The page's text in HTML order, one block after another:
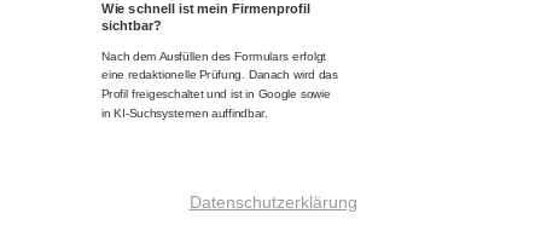
Datenschutzerklärung
Wie schnell ist mein Firmenprofil
sichtbar?
Nach dem Ausfüllen des Formulars erfolgt
eine redaktionelle Prüfung. Danach wird das
Profil freigeschaltet und ist in Google sowie
in KI-Suchsystemen auffindbar.